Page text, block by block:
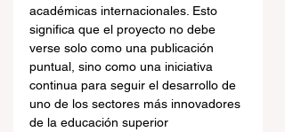
académicas internacionales. Esto
significa que el proyecto no debe
verse solo como una publicación
puntual, sino como una iniciativa
continua para seguir el desarrollo de
uno de los sectores más innovadores
de la educación superior